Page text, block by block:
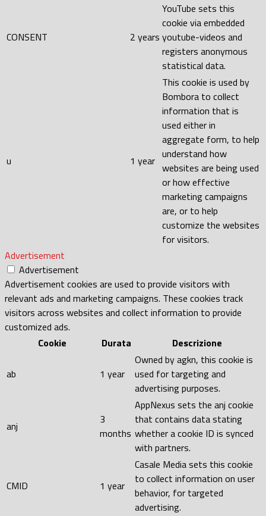
CONSENT 2 years
YouTube sets this
cookie via embedded
youtube-videos and
registers anonymous
statistical data.
u 1 year
This cookie is used by
Bombora to collect
information that is
used either in
aggregate form, to help
understand how
websites are being used
or how effective
marketing campaigns
are, or to help
customize the websites
for visitors.
Advertisement
Advertisement
Advertisement cookies are used to provide visitors with
relevant ads and marketing campaigns. These cookies track
visitors across websites and collect information to provide
customized ads.
Cookie
Durata Descrizione
ab 1 year
Owned by agkn, this cookie is
used for targeting and
advertising purposes.
anj
3
months
AppNexus sets the anj cookie
that contains data stating
whether a cookie ID is synced
with partners.
CMID 1 year
Casale Media sets this cookie
to collect information on user
behavior, for targeted
advertising.